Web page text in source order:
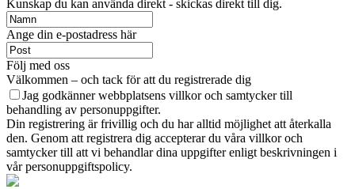
Kunskap du kan använda direkt - skickas direkt till dig.
Ange din e-postadress här
Följ med oss
Välkommen – och tack för att du registrerade dig
Jag godkänner webbplatsens villkor och samtycker till
behandling av personuppgifter.
Din registrering är frivillig och du har alltid möjlighet att återkalla
den. Genom att registrera dig accepterar du våra villkor och
samtycker till att vi behandlar dina uppgifter enligt beskrivningen i
vår personuppgiftspolicy.